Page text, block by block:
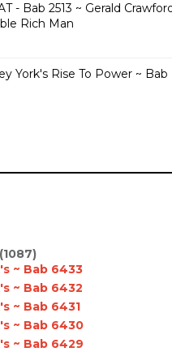
- Bab 2513 ~ Gerald
Rich Man
York's Rise To Power ~
(1087)
~ Bab 6433
~ Bab 6432
~ Bab 6431
~ Bab 6430
~ Bab 6429